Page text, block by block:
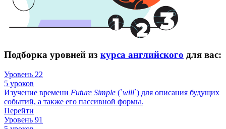
Подборка уровней из курса английского для вас:
Уровень 22
5 уроков
Изучение времени Future Simple (`will`) для описания будущих
событий, а также его пассивной формы.
Перейти
Уровень 91